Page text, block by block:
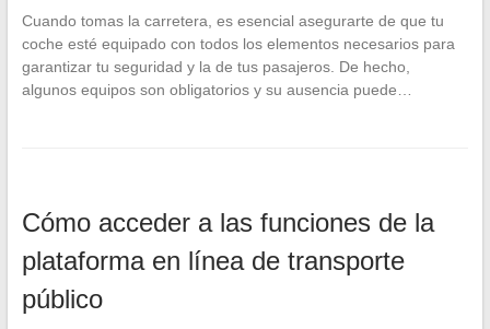
Cuando tomas la carretera, es esencial asegurarte de que tu
coche esté equipado con todos los elementos necesarios para
garantizar tu seguridad y la de tus pasajeros. De hecho,
algunos equipos son obligatorios y su ausencia puede…
Cómo acceder a las funciones de la
plataforma en línea de transporte
público